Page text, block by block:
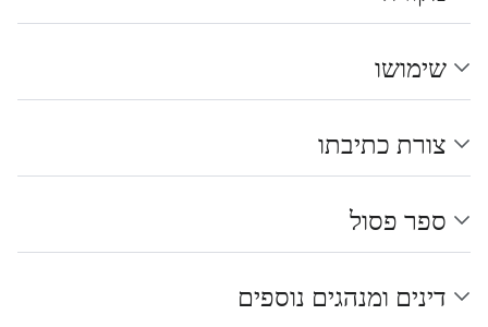
שימושו
צורת כתיבתו
ספר פסול
דינים ומנהגים נוספים